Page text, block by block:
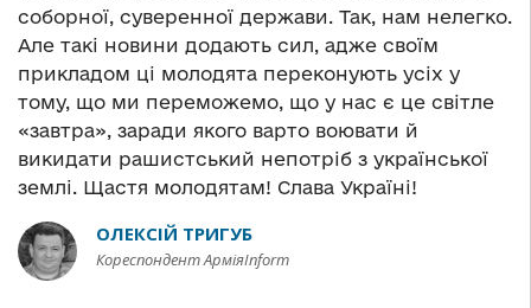
соборної, суверенної держави. Так, нам нелегко.
Але такі новини додають сил, адже своїм
прикладом ці молодята переконують усіх у
тому, що ми переможемо, що у нас є це світле
«завтра», заради якого варто воювати й
викидати рашистський непотріб з української
землі. Щастя молодятам! Слава Україні!
ОЛЕКСІЙ ТРИГУБ
Кореспондент АрміяInform